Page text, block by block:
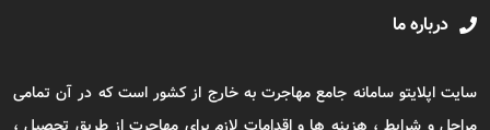
درباره ما
سایت اپلایتو سامانه جامع مهاجرت به خارج از کشور است که در آن تمامی